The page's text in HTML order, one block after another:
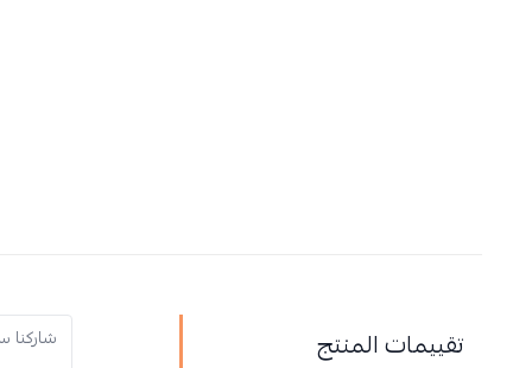
تقييمات المنتج